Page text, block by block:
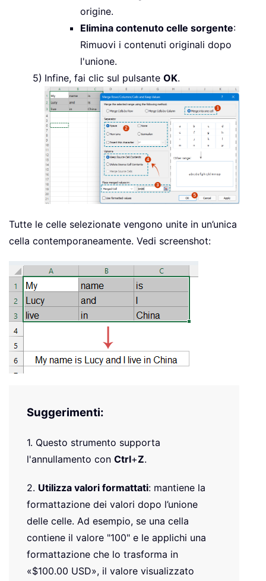
origine.
Elimina contenuto celle sorgente:
Rimuovi i contenuti originali dopo
l'unione.
Infine, fai clic sul pulsante OK.
Tutte le celle selezionate vengono unite in un’unica
cella contemporaneamente. Vedi screenshot:
Suggerimenti:
1. Questo strumento supporta
l'annullamento con Ctrl+Z.
2. Utilizza valori formattati: mantiene la
formattazione dei valori dopo l’unione
delle celle. Ad esempio, se una cella
contiene il valore "100" e le applichi una
formattazione che lo trasforma in
«$100.00 USD», il valore visualizzato